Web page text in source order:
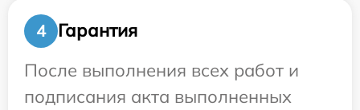
4
Гарантия
После выполнения всех работ и
подписания акта выполненных